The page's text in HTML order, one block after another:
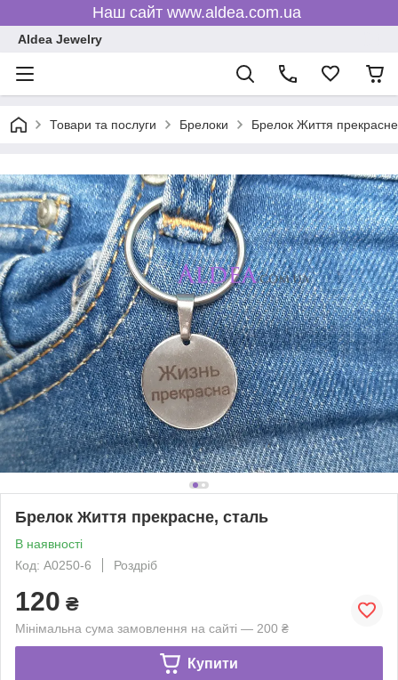
Наш сайт www.aldea.com.ua
Aldea Jewelry
Товари та послуги Брелоки Брелок Життя
Брелок Життя прекрасне, сталь
В наявності
Код: A0250-6
Роздріб
120 ₴
Мінімальна сума замовлення на сайті — 200 ₴
Купити